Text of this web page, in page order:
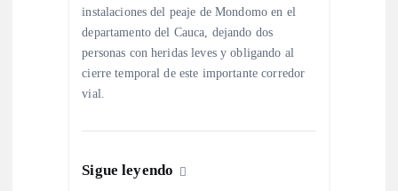
instalaciones del peaje de Mondomo en el
departamento del Cauca, dejando dos
personas con heridas leves y obligando al
cierre temporal de este importante corredor
vial.
Sigue leyendo